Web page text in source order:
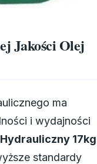
Jakości Olej
ma
i wydajności
17kg
standardy